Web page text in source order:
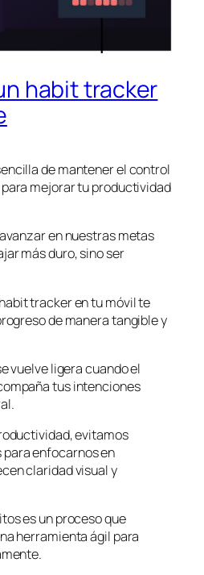
habit tracker
de mantener el control
mejorar tu productividad
en nuestras metas
más duro, sino ser
tracker en tu móvil te
de manera tangible y
vuelve ligera cuando el
tus intenciones
evitamos
enfocarnos en
claridad visual y
es un proceso que
herramienta ágil para